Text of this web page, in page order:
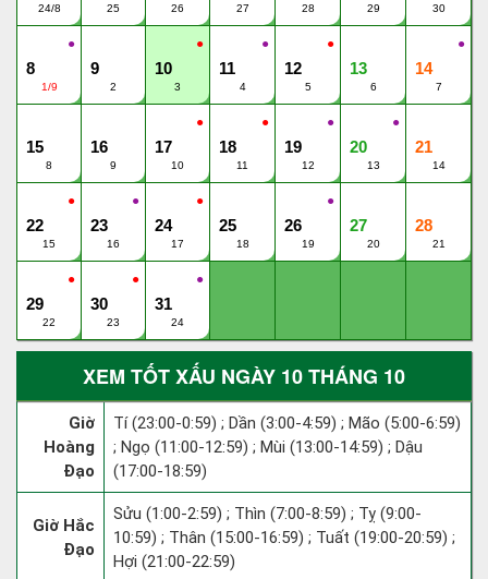
24/8 25 26 27 28 29 30
●
8
1/9
9
2
●
10
3
●
11
4
●
12
5
13
6
●
14
7
15
8
16
9
●
17
10
●
18
11
●
19
12
●
20
13
21
14
●
22
15
●
23
16
●
24
17
25
18
●
26
19
27
20
28
21
●
29
22
●
30
23
●
31
24
XEM TỐT XẤU NGÀY 10 THÁNG 10
Giờ
Hoàng
Đạo
Tí (23:00-0:59) ; Dần (3:00-4:59) ; Mão (5:00-6:59)
; Ngọ (11:00-12:59) ; Mùi (13:00-14:59) ; Dậu
(17:00-18:59)
Giờ Hắc
Đạo
Sửu (1:00-2:59) ; Thìn (7:00-8:59) ; Tỵ (9:00-
10:59) ; Thân (15:00-16:59) ; Tuất (19:00-20:59) ;
Hợi (21:00-22:59)